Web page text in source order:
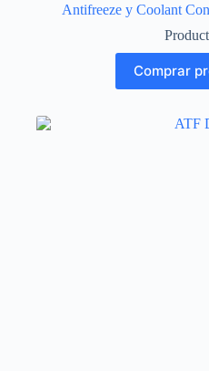
Antifreeze y Coolant
Comprar